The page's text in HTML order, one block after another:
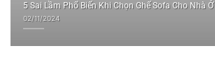
5 Sai Lầm Phổ Biến Khi Chọn Ghế Sofa Cho Nhà Ở
02/11/2024